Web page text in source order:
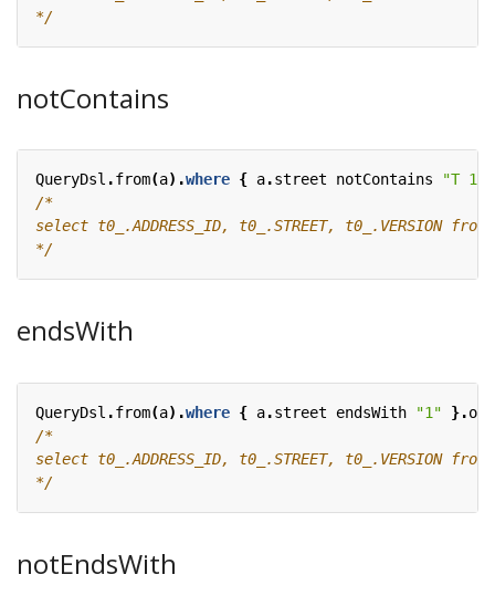
*/
notContains
QueryDsl .from(a).where { a.street notContains
"T 1"
*/
endsWith
QueryDsl .from(a).where { a.street endsWith "1" }.
*/
notEndsWith